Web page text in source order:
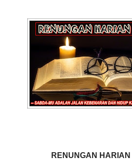
RENUNGAN